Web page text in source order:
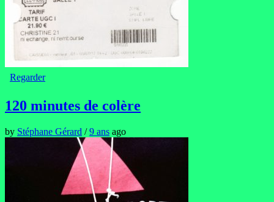
Regarder
120 minutes de colère
by Stéphane Gérard /9 ans ago